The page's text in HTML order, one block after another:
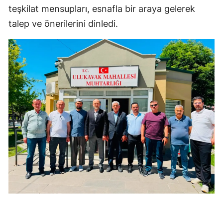
Samsun
Sinop
Sivas
Tekirdağ
Tokat
Trabzon
Tunceli
Şanlıurfa
teşkilat mensupları, esnafla bir araya gelerek
talep ve önerilerini dinledi.